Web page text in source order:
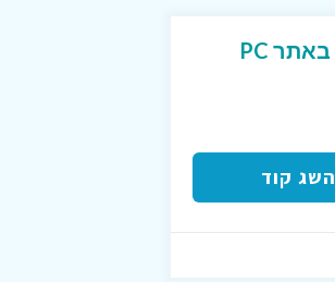
מוצרי Apple במחירים כאלה תמצאו רק באתר PC
השג קוד